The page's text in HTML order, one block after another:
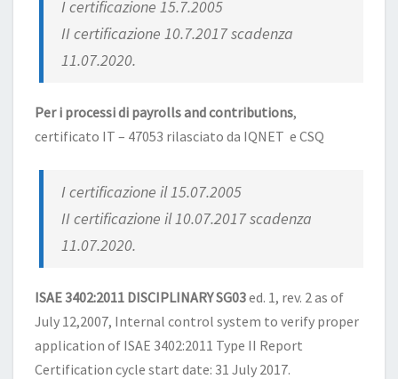
I certificazione 15.7.2005
II certificazione 10.7.2017 scadenza
11.07.2020.
Per i processi di payrolls and contributions,
certificato IT – 47053 rilasciato da IQNET e CSQ
I certificazione il 15.07.2005
II certificazione il 10.07.2017 scadenza
11.07.2020.
ISAE 3402:2011 DISCIPLINARY SG03ed. 1, rev. 2 as of
July 12,2007, Internal control system to verify proper
application of ISAE 3402:2011 Type II Report
Certification cycle start date: 31 July 2017.